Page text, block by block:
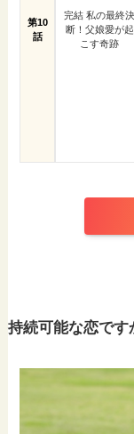
第10
話
完結 私の最終決
断！父娘愛が起
こす奇跡
持続可能な恋で